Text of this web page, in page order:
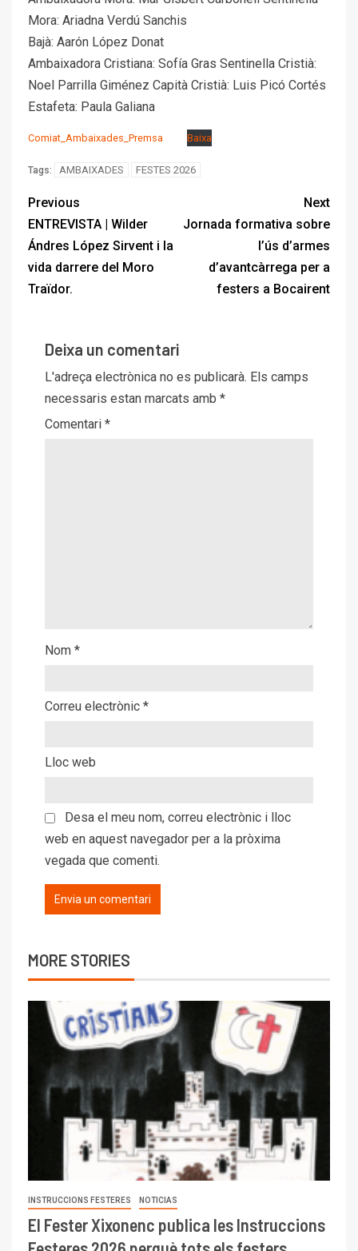
Mora: Ariadna Verdú Sanchis
Bajà: Aarón López Donat
Ambaixadora Cristiana: Sofía Gras Sentinella Cristià:
Noel Parrilla Giménez Capità Cristià: Luis Picó Cortés
Estafeta: Paula Galiana
Comiat_Ambaixades_Premsa Baixa
Tags: AMBAIXADES FESTES 2026
Previous
ENTREVISTA | Wilder
Ándres López Sirvent i la
vida darrere del Moro
Traïdor.
Next
Jornada formativa sobre
l’ús d’armes
d’avantcàrrega per a
festers a Bocairent
Deixa un comentari
L'adreça electrònica no es publicarà. Els camps
necessaris estan marcats amb *
Comentari *
Nom *
Correu electrònic *
Lloc web
Desa el meu nom, correu electrònic i lloc
web en aquest navegador per a la pròxima
vegada que comenti.
MORE STORIES
INSTRUCCIONS FESTERES NOTICIAS
El Fester Xixonenc publica les Instruccions